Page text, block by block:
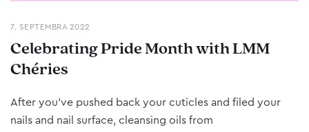
7. SEPTEMBRA 2022
Celebrating Pride Month with LMM
Chéries
After you’ve pushed back your cuticles and filed your
nails and nail surface, cleansing oils from